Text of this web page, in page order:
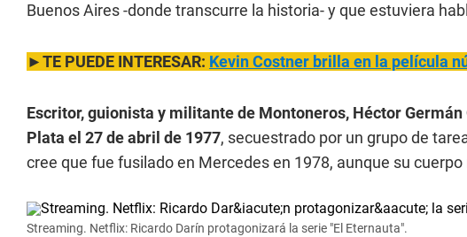
Buenos Aires -donde transcurre la historia- y que estuviera
►TE PUEDE INTERESAR: Kevin Costner brilla en la película
Escritor, guionista y militante de Montoneros, Héctor
Plata el 27 de abril de 1977, secuestrado por un grupo de
cree que fue fusilado en Mercedes en 1978, aunque su
Streaming. Netflix: Ricardo Darín protagonizará la serie "El Eternauta".